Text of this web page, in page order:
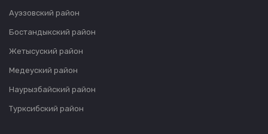
Ауэзовский район
Бостандыкский район
Жетысуский район
Медеуский район
Наурызбайский район
Турксибский район